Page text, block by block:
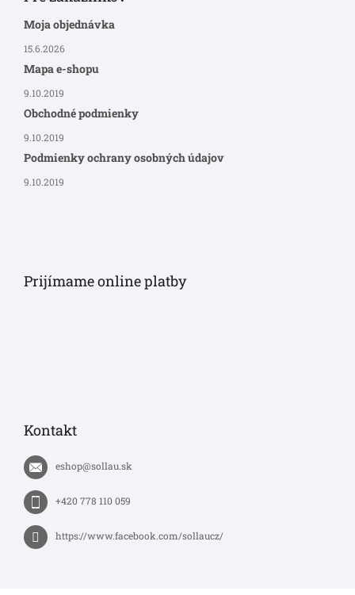
Moja objednávka
15.6.2026
Mapa e-shopu
9.10.2019
Obchodné podmienky
9.10.2019
Podmienky ochrany osobných údajov
9.10.2019
Prijímame online platby
Kontakt
eshop@sollau.sk
+420 778 110 059
https://www.facebook.com/sollaucz/